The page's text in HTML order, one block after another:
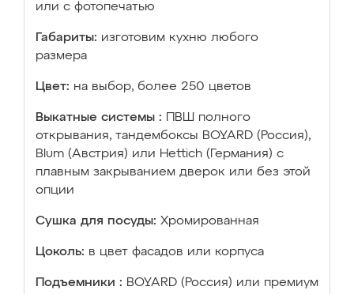
или с фотопечатью
Габариты: изготовим кухню любого
размера
Цвет: на выбор, более 250 цветов
Выкатные системы :
ПВШ полного
открывания, тандембоксы BOYARD (Россия),
Blum (Австрия) или Hettich (Германия) с
плавным закрыванием дверок или без этой
опции
Сушка для посуды: Хромированная
Цоколь: в цвет фасадов или корпуса
Подъемники : BOYARD (Россия) или премиум